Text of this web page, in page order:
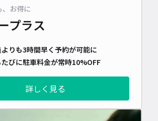
、お得に
プラス
りも3時間早く予約が可能に
びに駐車料金が常時10%OFF
詳しく見る